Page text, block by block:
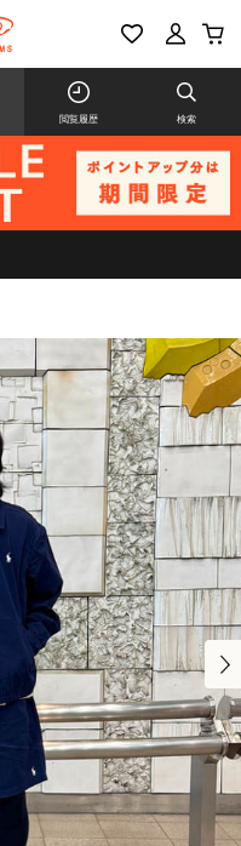
閲覧履歴 検索